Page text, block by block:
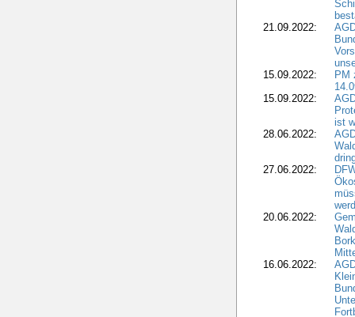
21.09.2022:
15.09.2022:
PM
15.09.2022:
ist
28.06.2022:
27.06.2022:
20.06.2022:
16.06.2022: